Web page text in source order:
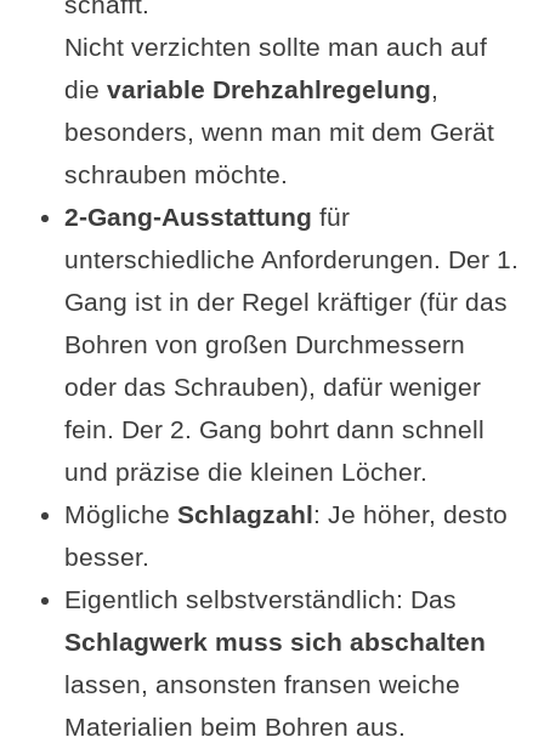
Nicht verzichten sollte man auch auf
die variable Drehzahlregelung,
besonders, wenn man mit dem Gerät
schrauben möchte.
2-Gang-Ausstattung für
unterschiedliche Anforderungen. Der 1.
Gang ist in der Regel kräftiger (für das
Bohren von großen Durchmessern
oder das Schrauben), dafür weniger
fein. Der 2. Gang bohrt dann schnell
und präzise die kleinen Löcher.
Mögliche Schlagzahl: Je höher, desto
besser.
Eigentlich selbstverständlich: Das
Schlagwerk muss sich abschalten
lassen, ansonsten fransen weiche
Materialien beim Bohren aus.